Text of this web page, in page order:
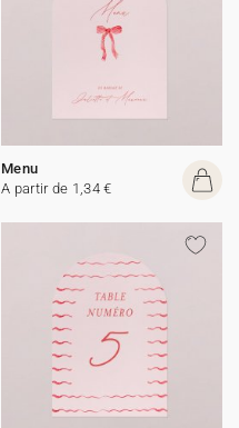
Menu
A partir de 1,34 €